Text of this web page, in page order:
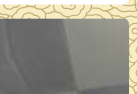
管工作概论，包括藏品的定义，保管